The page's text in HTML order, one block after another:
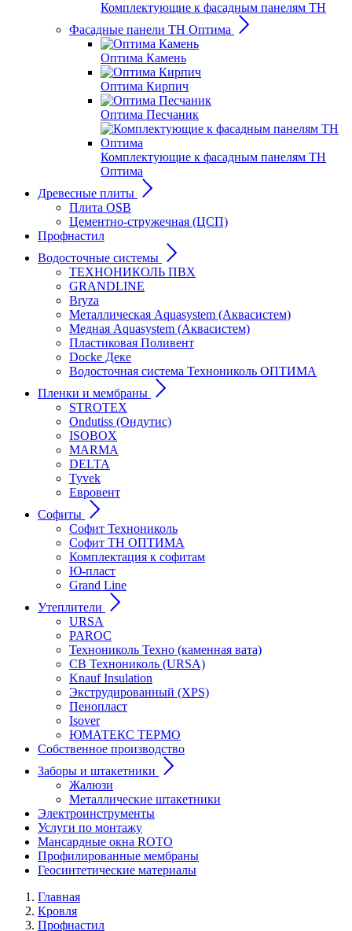
Комплектующие к фасадным панелям ТН
Фасадные панели ТН Оптима
Оптима Камень
Оптима Кирпич
Оптима Песчаник
Комплектующие к фасадным панелям ТН
Оптима
Древесные плиты
Плита OSB
Цементно-стружечная (ЦСП)
Профнастил
Водосточные системы
ТЕХНОНИКОЛЬ ПВХ
GRANDLINE
Bryza
Металлическая Aquasystem (Аквасистем)
Медная Aquasystem (Аквасистем)
Пластиковая Поливент
Docke Деке
Водосточная система Технониколь ОПТИМА
Пленки и мембраны
STROTEX
Ondutiss (Ондутис)
ISOBOX
MARMA
DELTA
Tyvek
Евровент
Софиты
Софит Технониколь
Софит ТН ОПТИМА
Комплектация к софитам
Ю-пласт
Grand Line
Утеплители
URSA
PAROC
Технониколь Техно (каменная вата)
СВ Технониколь (URSA)
Knauf Insulation
Экструдированный (XPS)
Пенопласт
Isover
ЮМАТЕКС ТЕРМО
Собственное производство
Заборы и штакетники
Жалюзи
Металлические штакетники
Электроинструменты
Услуги по монтажу
Мансардные окна ROTO
Профилированные мембраны
Геосинтетические материалы
Главная
Кровля
Профнастил